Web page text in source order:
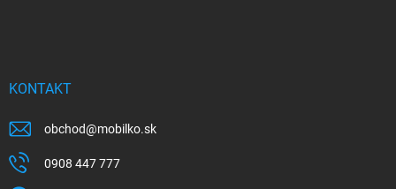
KONTAKT
obchod@mobilko.sk
0908 447 777